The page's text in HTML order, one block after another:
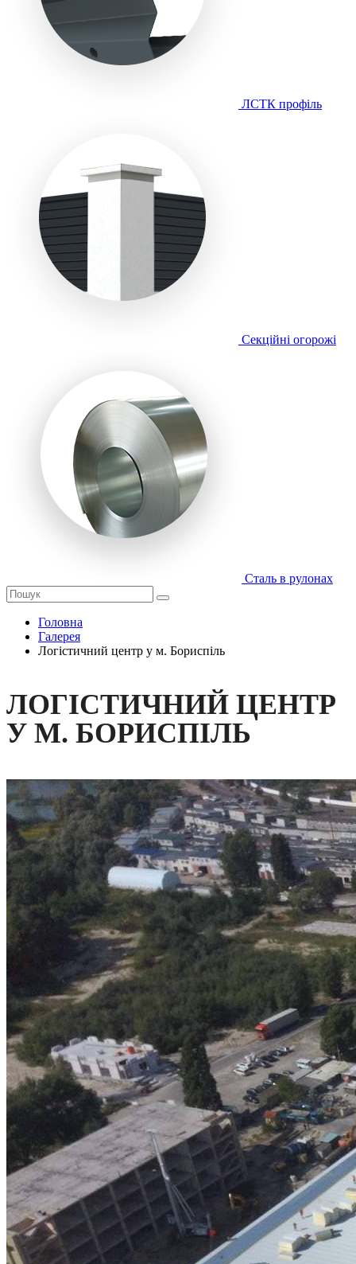
ЛСТК профіль
Секційні огорожі
Сталь в рулонах
Головна
Галерея
Логістичний центр у м. Бориспіль
ЛОГІСТИЧНИЙ ЦЕНТР
У М. БОРИСПІЛЬ